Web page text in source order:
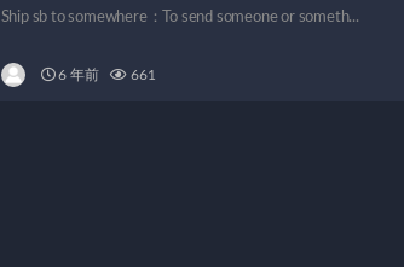
Ship sb to somewhere：To send someone or someth...
6 年前 661